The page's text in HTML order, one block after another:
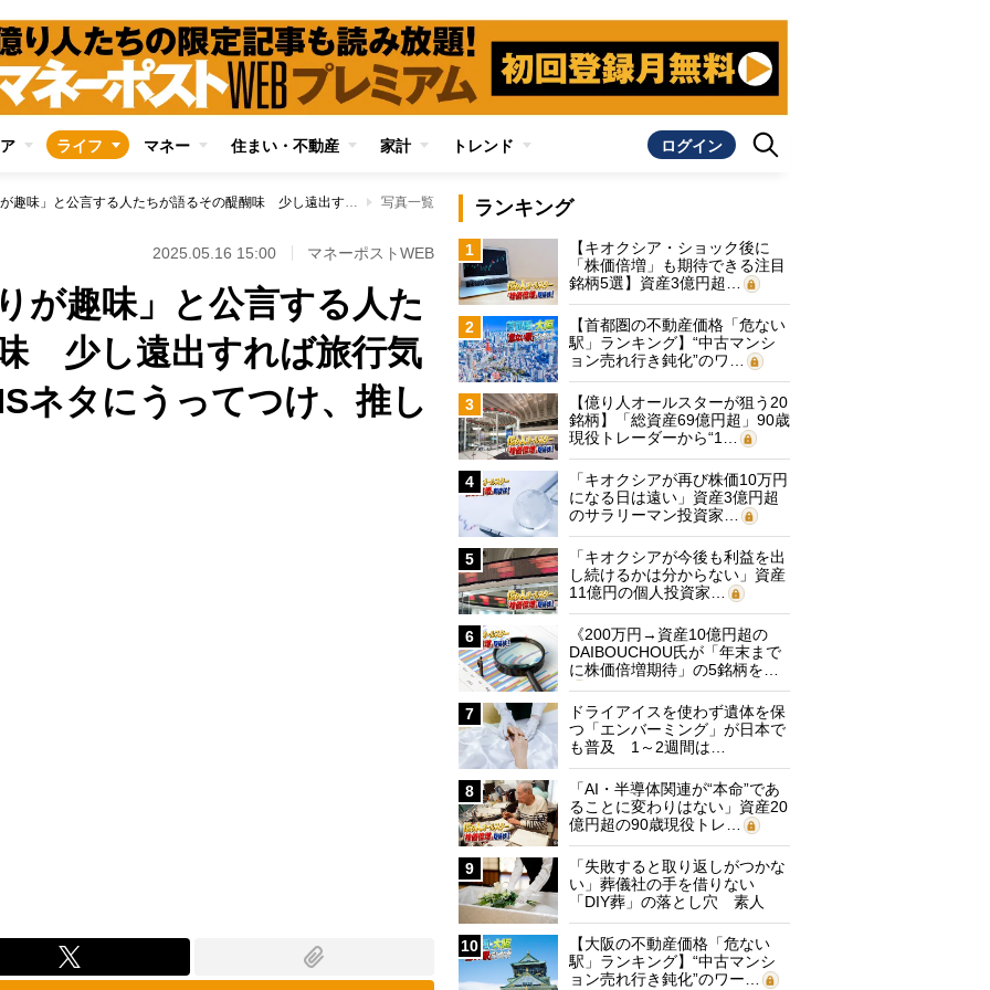
ライフ マネー 住まい・不動産 家計 トレンド ログイン
「ラーメン店めぐりが趣味」と公言する人たちが語るその醍醐味 少し遠出すれば旅行気分も味わえる、SNSネタにうってつけ、推し活とのコンボも 写真一覧
2025.05.16 15:00 マネーポストWEB
が趣味」と公言する人た
少し遠出すれば旅行気
ネタにうってつけ、推し
ランキング
1
【キオクシア・ショック後に
「株価倍増」も期待できる注目
銘柄5選】資産3億円超…
2
【首都圏の不動産価格「危ない
駅」ランキング】“中古マンシ
ョン売れ行き鈍化”のワ…
3
【億り人オールスターが狙う20
銘柄】「総資産69億円超」90歳
現役トレーダーから“1…
4
「キオクシアが再び株価10万円
になる日は遠い」資産3億円超
のサラリーマン投資家…
5
「キオクシアが今後も利益を出
し続けるかは分からない」資産
11億円の個人投資家…
6
《200万円→資産10億円超の
DAIBOUCHOU氏が「年末まで
に株価倍増期待」の5銘柄を…
7
ドライアイスを使わず遺体を保
つ「エンバーミング」が日本で
も普及 1～2週間は…
8
「AI・半導体関連が“本命”であ
ることに変わりはない」資産20
億円超の90歳現役トレ…
9
「失敗すると取り返しがつかな
い」葬儀社の手を借りない
「DIY葬」の落とし穴 素人
に…
10
【大阪の不動産価格「危ない
駅」ランキング】“中古マンシ
ョン売れ行き鈍化”のワー…